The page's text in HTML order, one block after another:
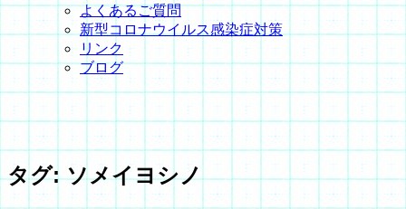
よくあるご質問
新型コロナウイルス感染症対策
リンク
ブログ
タグ:ソメイヨシノ